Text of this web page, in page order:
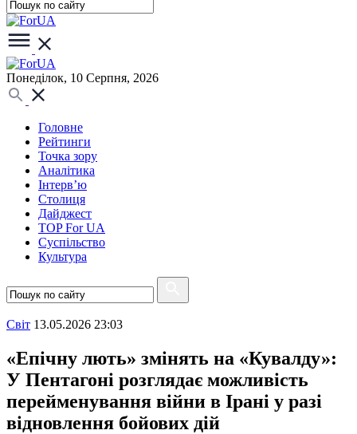
Понеділок, 10 Серпня, 2026
Головне
Рейтинги
Точка зору
Аналітика
Інтерв’ю
Столиця
Дайджест
TOP For UA
Суспiльство
Культура
Свiт 13.05.2026 23:03
«Епічну лють» змінять на «Кувалду»:
У Пентагоні розглядає можливість
перейменування війни в Ірані у разі
відновлення бойових дій